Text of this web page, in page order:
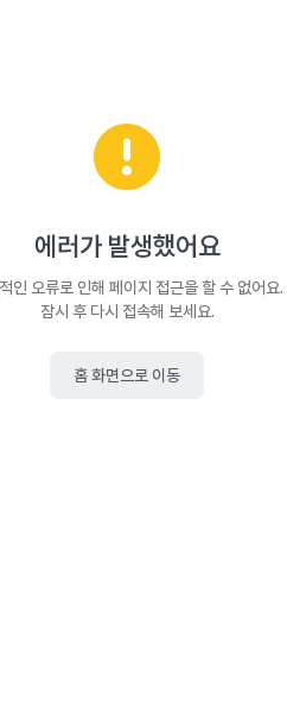
에러가 발생했어요
인 오류로 인해 페이지 접근을 할 수 없어요.
잠시 후 다시 접속해 보세요.
홈 화면으로 이동